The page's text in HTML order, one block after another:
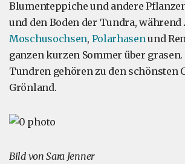
Blumenteppiche und andere
und den Boden der Tundra, während
Moschusochsen, Polarhasenund
ganzen kurzen Sommer über
Tundren gehören zu den schönsten
Grönland.
Bild von Sara Jenner